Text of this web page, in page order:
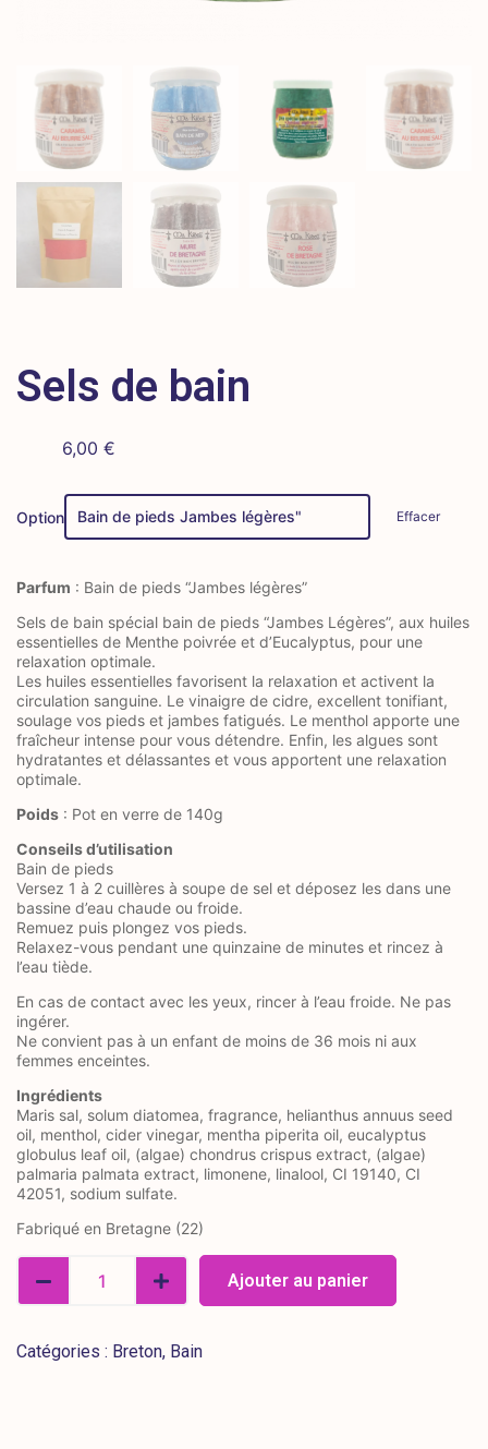
Sels de bain
6,00 €
Option Effacer
Parfum : Bain de pieds “Jambes légères”
Sels de bain spécial bain de pieds “Jambes Légères”, aux huiles
essentielles de Menthe poivrée et d’Eucalyptus, pour une
relaxation optimale.
Les huiles essentielles favorisent la relaxation et activent la
circulation sanguine. Le vinaigre de cidre, excellent tonifiant,
soulage vos pieds et jambes fatigués. Le menthol apporte une
fraîcheur intense pour vous détendre. Enfin, les algues sont
hydratantes et délassantes et vous apportent une relaxation
optimale.
Poids : Pot en verre de 140g
Conseils d’utilisation
Bain de pieds
Versez 1 à 2 cuillères à soupe de sel et déposez les dans une
bassine d’eau chaude ou froide.
Remuez puis plongez vos pieds.
Relaxez-vous pendant une quinzaine de minutes et rincez à
l’eau tiède.
En cas de contact avec les yeux, rincer à l’eau froide. Ne pas
ingérer.
Ne convient pas à un enfant de moins de 36 mois ni aux
femmes enceintes.
Ingrédients
Maris sal, solum diatomea, fragrance, helianthus annuus seed
oil, menthol, cider vinegar, mentha piperita oil, eucalyptus
globulus leaf oil, (algae) chondrus crispus extract, (algae)
palmaria palmata extract, limonene, linalool, CI 19140, CI
42051, sodium sulfate.
Fabriqué en Bretagne (22)
Ajouter au panier
Catégories : Breton, Bain